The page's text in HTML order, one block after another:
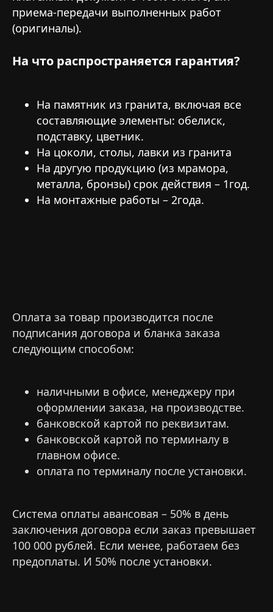
приема-передачи выполненных работ
(оригиналы).
На что распространяется гарантия?
На памятник из гранита, включая все
составляющие элементы: обелиск,
подставку, цветник.
На цоколи, столы, лавки из гранита
На другую продукцию (из мрамора,
металла, бронзы) срок действия – 1год.
На монтажные работы – 2года.
Оплата за товар производится после
подписания договора и бланка заказа
следующим способом:
наличными в офисе, менеджеру при
оформлении заказа, на производстве.
банковской картой по реквизитам.
банковской картой по терминалу в
главном офисе.
оплата по терминалу после установки.
Система оплаты авансовая – 50% в день
заключения договора если заказ превышает
100 000 рублей. Если менее, работаем без
предоплаты. И 50% после установки.